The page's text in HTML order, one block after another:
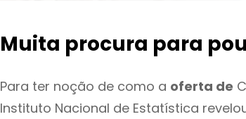
Muita procura para
Para ter noção de como a oferta de
Instituto Nacional de Estatística